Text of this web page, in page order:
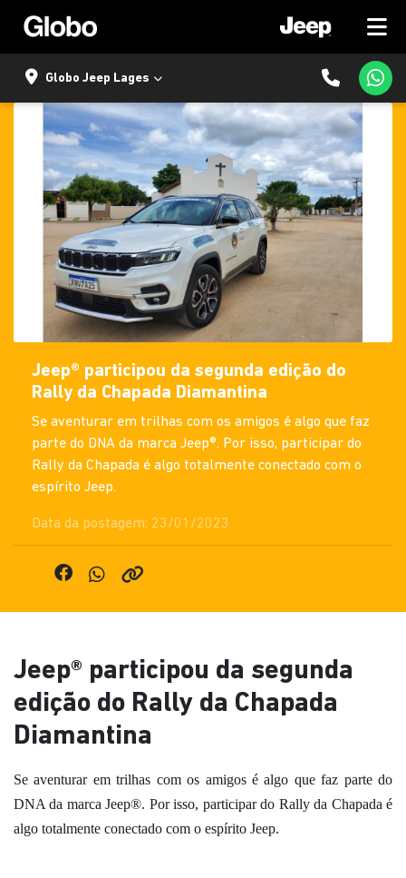
Globo Jeep Lages
Jeep® participou da segunda edição do
Rally da Chapada Diamantina
Se aventurar em trilhas com os amigos é algo que faz
parte do DNA da marca Jeep®. Por isso, participar do
Rally da Chapada é algo totalmente conectado com o
espírito Jeep.
Data da postagem: 23/01/2023
Jeep® participou da segunda
edição do Rally da Chapada
Diamantina
Se aventurar em trilhas com os amigos é algo que faz parte do
DNA da marca Jeep®. Por isso, participar do Rally da Chapada é
algo totalmente conectado com o espírito Jeep.